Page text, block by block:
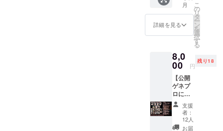
を頂い
た方か
ら随時
サイズ
のコメ
ント用
紙に応
援コメ
ントを
記入い
たしま
す。 ②
稽古の
す！
【指定
キャス
トへの
応援コ
を稽古
場及び
劇場に
て掲示
＋飲料
or軽食
or癒し
グッズ
差し入
れ！！
月
詳細を見る
こ
の
リ
タ
ー
ン
を
選
択
す
る
8,0
00 円
残り18
【公開
ゲネプ
ロにご
招
待！】
（ア
デー
支援
者：
12人
お届